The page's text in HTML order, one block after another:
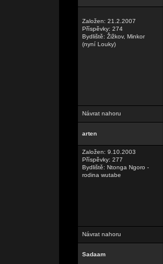
Založen: 21.2.2007
Příspěvky: 274
Bydliště: Žižkov, Minkor
(nyní Louky)
Návrat nahoru
arten
Založen: 9.10.2003
Příspěvky: 277
Bydliště: Ntonga Ngoro -
rodina wutabe
Návrat nahoru
Sadaam